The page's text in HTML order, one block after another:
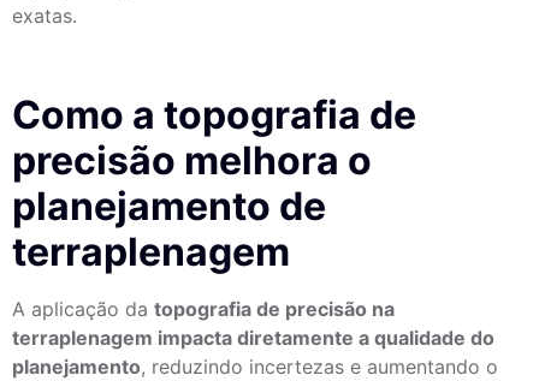
exatas.
Como a topografia de
precisão melhora o
planejamento de
terraplenagem
A aplicação da topografia de precisão na
terraplenagem impacta diretamente a qualidade do
planejamento, reduzindo incertezas e aumentando o